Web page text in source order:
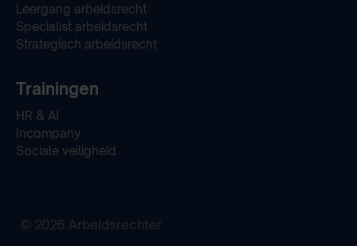
Leergang arbeidsrecht
Specialist arbeidsrecht
Strategisch arbeidsrecht
Trainingen
HR & AI
Incompany
Sociale veiligheid
© 2026 Arbeidsrechter